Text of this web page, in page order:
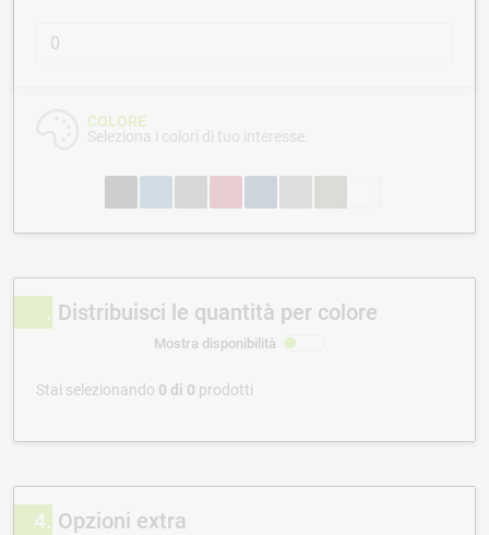
COLORE
Seleziona i colori di tuo interesse.
Distribuisci le quantità per colore
Mostra disponibilità
Stai selezionando 0 di 0 prodotti
4 Opzioni extra